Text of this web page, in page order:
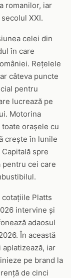
romanilor, iar
XXI.
celei din
în care
Rețelele
câteva puncte
pentru
lucrează pe
Motorina
orașele cu
crește în lunile
spre
pentru cei care
Platts
intervine și
adaosul
În această
iar
pe brand la
de cinci